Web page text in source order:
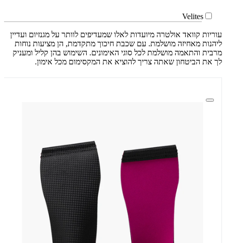
Velites
עוריות קוואד אולטרה מיועדות לאלו שמעדיפים לוותר על מגנזיום ועדיין
ליהנות מאחיזה מושלמת. עם שכבת חיכוך מתקדמת, הן מציעות נוחות
מרבית והתאמה מושלמת לכל סוגי האימונים. השימוש בהן קליל ומעניק
לך את הביטחון שאתה צריך להוציא את המקסימום מכל אימון.